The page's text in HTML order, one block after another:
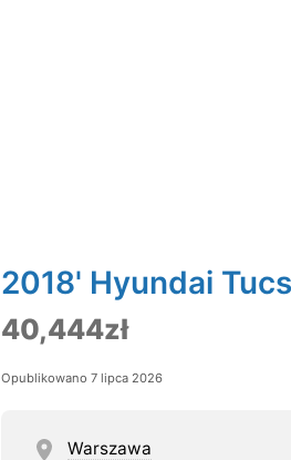
2018' Hyundai
40,444zł
Opublikowano 7 lipca 2026
Warszawa